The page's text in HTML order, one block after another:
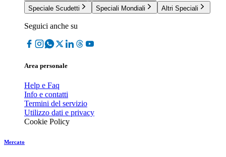
Speciale Scudetti
Speciali Mondiali Altri Speciali
Seguici anche su
Area personale
Help e Faq
Info e contatti
Termini del servizio
Utilizzo dati e privacy
Cookie Policy
Mercato